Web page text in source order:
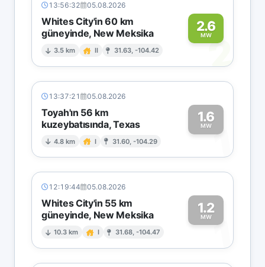
13:56:32 05.08.2026
Whites City'in 60 km
güneyinde, New Meksika
3.5 km II 31.63, -104.42
2.6
MW2
13:37:21 05.08.2026
Toyah'ın 56 km
kuzeybatısında, Texas
4.8 km I 31.60, -104.29
1.6
MW1
12:19:44 05.08.2026
Whites City'in 55 km
güneyinde, New Meksika
10.3 km I 31.68, -104.47
1.2
MW1